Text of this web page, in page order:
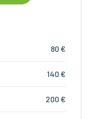
80 €
140 €
200 €